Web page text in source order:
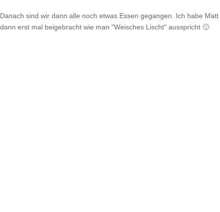
Danach sind wir dann alle noch etwas Essen gegangen. Ich habe Matt
dann erst mal beigebracht wie man "Weisches Lischt" ausspricht 🙂